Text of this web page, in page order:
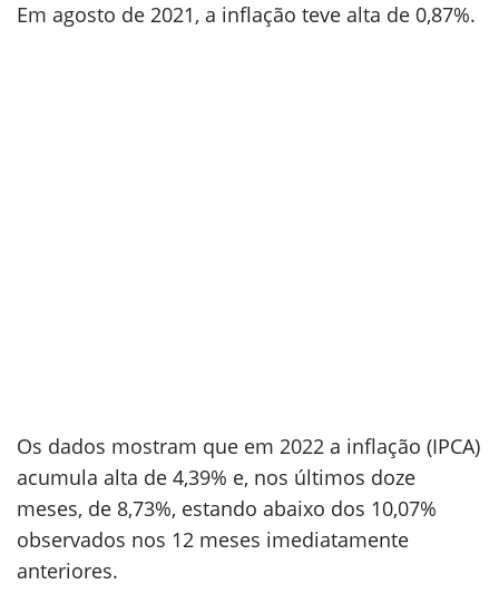
Em agosto de 2021, a inflação teve alta de 0,87%.
Os dados mostram que em 2022 a inflação (IPCA)
acumula alta de 4,39% e, nos últimos doze
meses, de 8,73%, estando abaixo dos 10,07%
observados nos 12 meses imediatamente
anteriores.